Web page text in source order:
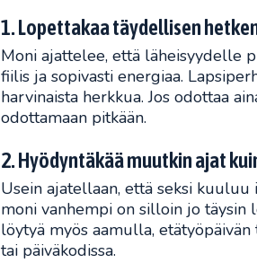
1. Lopettakaa täydellisen
Moni ajattelee, että läheisyydelle
fiilis ja sopivasti energiaa.
harvinaista herkkua. Jos odottaa
odottamaan pitkään.
2. Hyödyntäkää muutkin ajat
Usein ajatellaan, että seksi
moni vanhempi on silloin jo täysin
löytyä myös aamulla,
tai päiväkodissa.